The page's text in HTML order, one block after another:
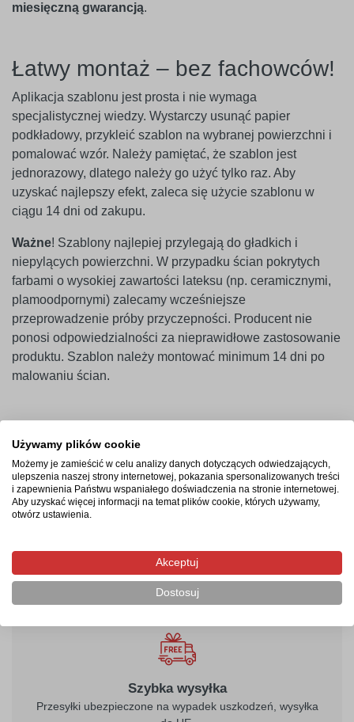
miesięczną gwarancją.
Łatwy montaż – bez fachowców!
Aplikacja szablonu jest prosta i nie wymaga
specjalistycznej wiedzy. Wystarczy usunąć papier
podkładowy, przykleić szablon na wybranej powierzchni i
pomalować wzór. Należy pamiętać, że szablon jest
jednorazowy, dlatego należy go użyć tylko raz. Aby
uzyskać najlepszy efekt, zaleca się użycie szablonu w
ciągu 14 dni od zakupu.
Ważne! Szablony najlepiej przylegają do gładkich i
niepylących powierzchni. W przypadku ścian pokrytych
farbami o wysokiej zawartości lateksu (np. ceramicznymi,
plamoodpornymi) zalecamy wcześniejsze
przeprowadzenie próby przyczepności. Producent nie
ponosi odpowiedzialności za nieprawidłowe zastosowanie
produktu. Szablon należy montować minimum 14 dni po
malowaniu ścian.
Termin realizacji
Produkcja rozpocznie się po zaksięgowaniu płatności i
potrwa od 2-4 dni roboczych. Następnie przesyłka
kurierska zostanie wysłana na wskazany adres, a jej
doręczenie zajmie maksymalnie 2 dni robocze od
Szybka wysyłka
Przesyłki ubezpieczone na wypadek uszkodzeń, wysyłka
Używamy plików cookie
Możemy je zamieścić w celu analizy danych dotyczących odwiedzających,
ulepszenia naszej strony internetowej, pokazania spersonalizowanych treści
i zapewnienia Państwu wspaniałego doświadczenia na stronie internetowej.
Aby uzyskać więcej informacji na temat plików cookie, których używamy,
otwórz ustawienia.
Akceptuj
Dostosuj